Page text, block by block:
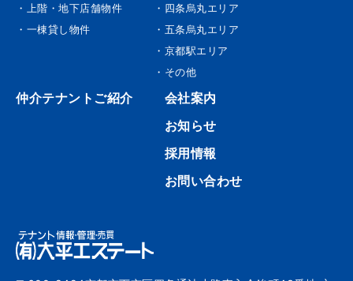
・上階・地下店舗物件
・一棟貸し物件
・四条烏丸エリア
・五条烏丸エリア
・京都駅エリア
・その他
仲介テナントご紹介
会社案内
お知らせ
採用情報
お問い合わせ